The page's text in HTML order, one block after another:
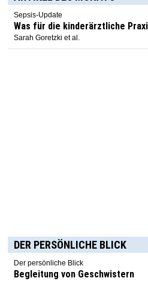
Sepsis-Update
Was für die kinderärztliche
Sarah Goretzki et al.
DER PERSÖNLICHE BLICK
Der persönliche Blick
Begleitung von Geschwistern